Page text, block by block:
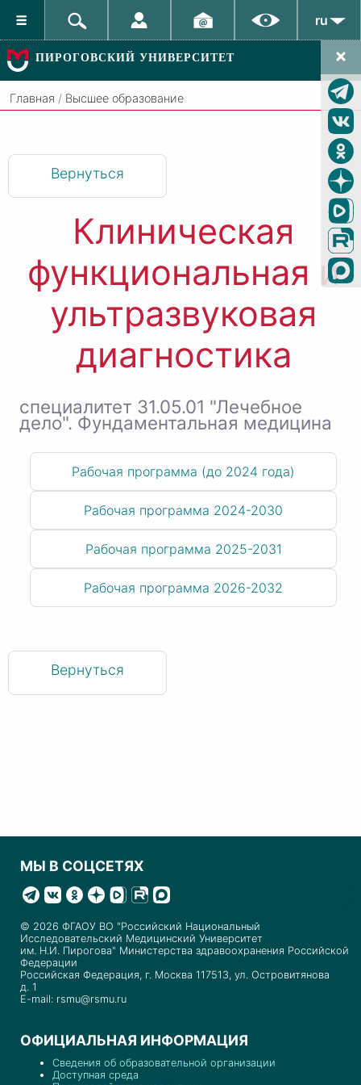
ru
ПИРОГОВСКИЙ УНИВЕРСИТЕТ
Главная / Высшее образование
Вернуться
Клиническая
функциональная и
ультразвуковая
диагностика
специалитет 31.05.01 "Лечебное
дело". Фундаментальная медицина
Рабочая программа (до 2024 года)
Рабочая программа 2024-2030
Рабочая программа 2025-2031
Рабочая программа 2026-2032
Вернуться
МЫ В СОЦСЕТЯХ
© 2026 ФГАОУ ВО "Российский Национальный
Исследовательский Медицинский Университет
им. Н.И. Пирогова" Министерства здравоохранения Российской
Федерации
Российская Федерация, г. Москва 117513, ул. Островитянова
д. 1
E-mail: rsmu@rsmu.ru
ОФИЦИАЛЬНАЯ ИНФОРМАЦИЯ
Сведения об образовательной организации
Доступная среда